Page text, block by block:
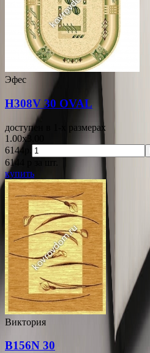
Эфес
H308V 30 OVAL
доступен в 1-x размерах
1.00x3.00
6144р.
6144
купить
Виктория
B156N 30